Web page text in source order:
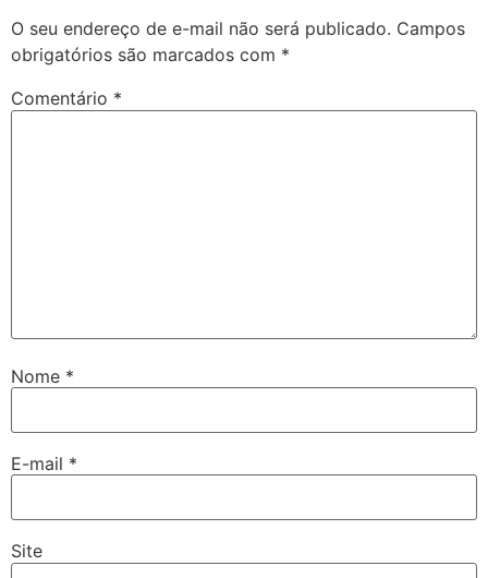
O seu endereço de e-mail não será publicado. Campos
obrigatórios são marcados com *
Comentário *
Nome *
E-mail *
Site